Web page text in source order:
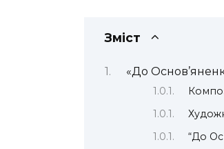
Зміст
«До
“До